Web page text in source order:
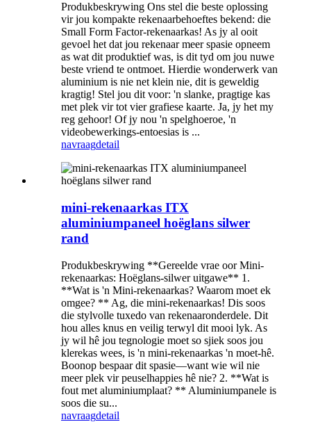
Produkbeskrywing Ons stel die beste oplossing
vir jou kompakte rekenaarbehoeftes bekend: die
Small Form Factor-rekenaarkas! As jy al ooit
gevoel het dat jou rekenaar meer spasie opneem
as wat dit produktief was, is dit tyd om jou nuwe
beste vriend te ontmoet. Hierdie wonderwerk van
aluminium is nie net klein nie, dit is geweldig
kragtig! Stel jou dit voor: 'n slanke, pragtige kas
met plek vir tot vier grafiese kaarte. Ja, jy het my
reg gehoor! Of jy nou 'n spelghoeroe, 'n
videobewerkings-entoesias is ...
navraagdetail
mini-rekenaarkas ITX
aluminiumpaneel hoëglans silwer
rand
Produkbeskrywing **Gereelde vrae oor Mini-
rekenaarkas: Hoëglans-silwer uitgawe** 1.
**Wat is 'n Mini-rekenaarkas? Waarom moet ek
omgee? ** Ag, die mini-rekenaarkas! Dis soos
die stylvolle tuxedo van rekenaaronderdele. Dit
hou alles knus en veilig terwyl dit mooi lyk. As
jy wil hê jou tegnologie moet so sjiek soos jou
klerekas wees, is 'n mini-rekenaarkas 'n moet-hê.
Boonop bespaar dit spasie—want wie wil nie
meer plek vir peuselhappies hê nie? 2. **Wat is
fout met aluminiumplaat? ** Aluminiumpanele is
soos die su...
navraagdetail